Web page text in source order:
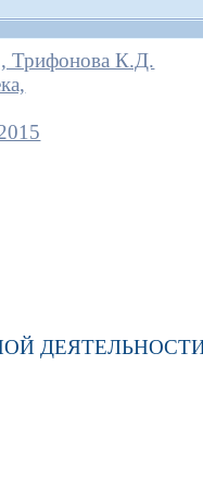
Трифонова К.Д.